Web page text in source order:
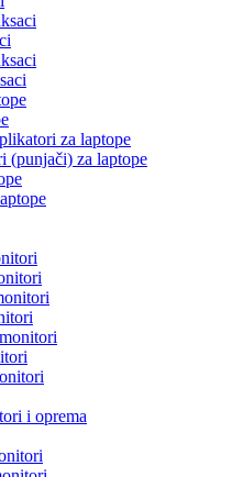
za laptope
(punjači) za laptope
i oprema